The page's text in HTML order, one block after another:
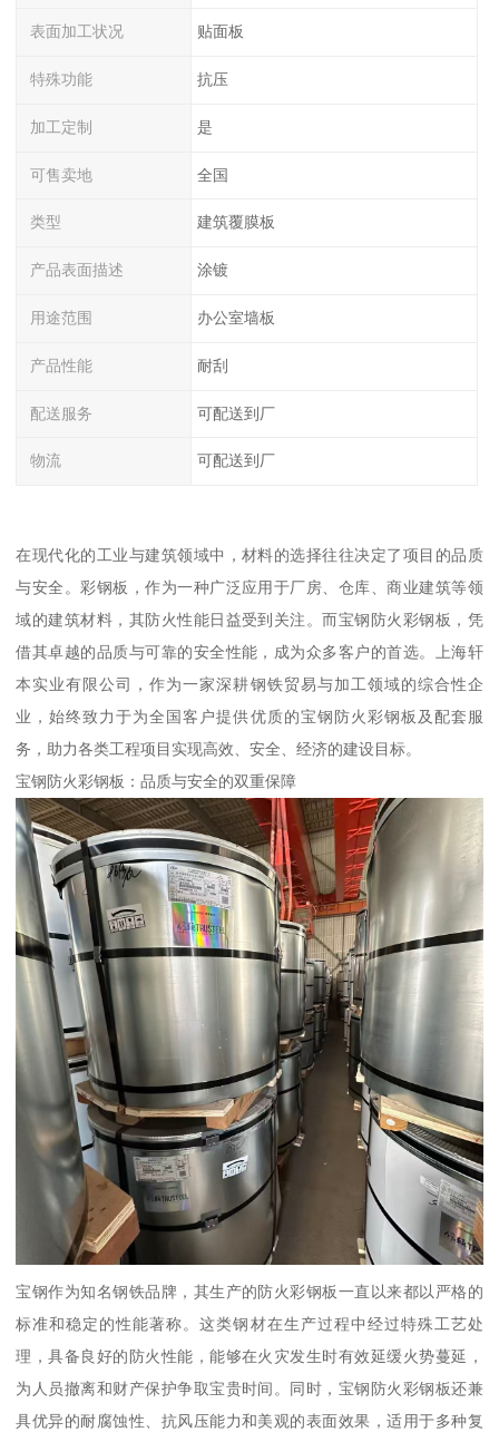
表面加工状况 贴面板
特殊功能 抗压
加工定制 是
可售卖地 全国
类型 建筑覆膜板
产品表面描述 涂镀
用途范围 办公室墙板
产品性能 耐刮
配送服务 可配送到厂
物流 可配送到厂
在现代化的工业与建筑领域中，材料的选择往往决定了项目的品质
与安全。彩钢板，作为一种广泛应用于厂房、仓库、商业建筑等领
域的建筑材料，其防火性能日益受到关注。而宝钢防火彩钢板，凭
借其卓越的品质与可靠的安全性能，成为众多客户的首选。上海轩
本实业有限公司，作为一家深耕钢铁贸易与加工领域的综合性企
业，始终致力于为全国客户提供优质的宝钢防火彩钢板及配套服
务，助力各类工程项目实现高效、安全、经济的建设目标。
宝钢防火彩钢板：品质与安全的双重保障
宝钢作为知名钢铁品牌，其生产的防火彩钢板一直以来都以严格的
标准和稳定的性能著称。这类钢材在生产过程中经过特殊工艺处
理，具备良好的防火性能，能够在火灾发生时有效延缓火势蔓延，
为人员撤离和财产保护争取宝贵时间。同时，宝钢防火彩钢板还兼
具优异的耐腐蚀性、抗风压能力和美观的表面效果，适用于多种复